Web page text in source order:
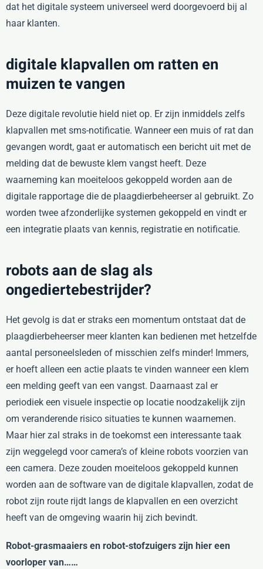
dat het digitale systeem universeel werd doorgevoerd bij al
haar klanten.
digitale klapvallen om ratten en
muizen te vangen
Deze digitale revolutie hield niet op. Er zijn inmiddels zelfs
klapvallen met sms-notificatie. Wanneer een muis of rat dan
gevangen wordt, gaat er automatisch een bericht uit met de
melding dat de bewuste klem vangst heeft. Deze
waarneming kan moeiteloos gekoppeld worden aan de
digitale rapportage die de plaagdierbeheerser al gebruikt. Zo
worden twee afzonderlijke systemen gekoppeld en vindt er
een integratie plaats van kennis, registratie en notificatie.
robots aan de slag als
ongediertebestrijder?
Het gevolg is dat er straks een momentum ontstaat dat de
plaagdierbeheerser meer klanten kan bedienen met hetzelfde
aantal personeelsleden of misschien zelfs minder! Immers,
er hoeft alleen een actie plaats te vinden wanneer een klem
een melding geeft van een vangst. Daarnaast zal er
periodiek een visuele inspectie op locatie noodzakelijk zijn
om veranderende risico situaties te kunnen waarnemen.
Maar hier zal straks in de toekomst een interessante taak
zijn weggelegd voor camera’s of kleine robots voorzien van
een camera. Deze zouden moeiteloos gekoppeld kunnen
worden aan de software van de digitale klapvallen, zodat de
robot zijn route rijdt langs de klapvallen en een overzicht
heeft van de omgeving waarin hij zich bevindt.
Robot-grasmaaiers en robot-stofzuigers zijn hier een
voorloper van……